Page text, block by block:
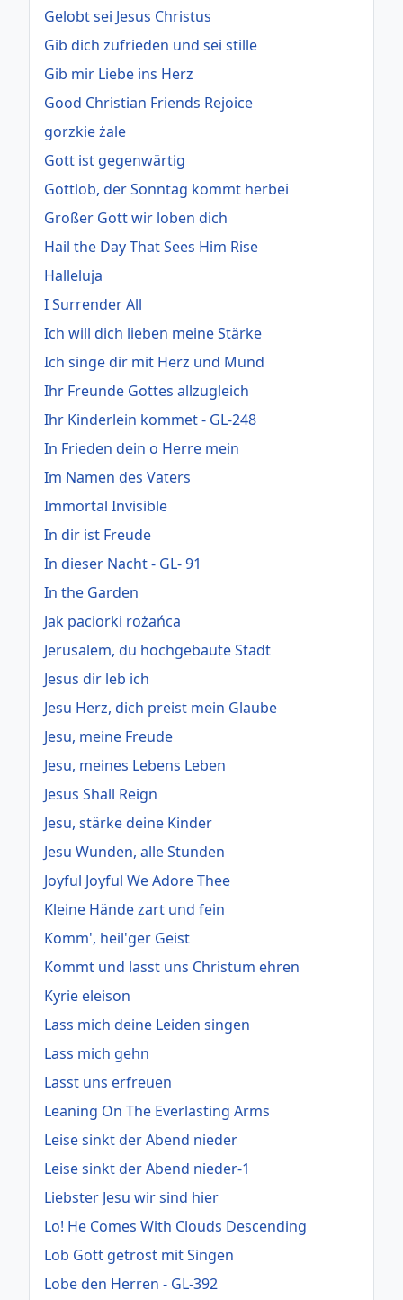
Gelobt sei Jesus Christus
Gib dich zufrieden und sei stille
Gib mir Liebe ins Herz
Good Christian Friends Rejoice
gorzkie żale
Gott ist gegenwärtig
Gottlob, der Sonntag kommt herbei
Großer Gott wir loben dich
Hail the Day That Sees Him Rise
Halleluja
I Surrender All
Ich will dich lieben meine Stärke
Ich singe dir mit Herz und Mund
Ihr Freunde Gottes allzugleich
Ihr Kinderlein kommet - GL-248
In Frieden dein o Herre mein
Im Namen des Vaters
Immortal Invisible
In dir ist Freude
In dieser Nacht - GL- 91
In the Garden
Jak paciorki rożańca
Jerusalem, du hochgebaute Stadt
Jesus dir leb ich
Jesu Herz, dich preist mein Glaube
Jesu, meine Freude
Jesu, meines Lebens Leben
Jesus Shall Reign
Jesu, stärke deine Kinder
Jesu Wunden, alle Stunden
Joyful Joyful We Adore Thee
Kleine Hände zart und fein
Komm', heil'ger Geist
Kommt und lasst uns Christum ehren
Kyrie eleison
Lass mich deine Leiden singen
Lass mich gehn
Lasst uns erfreuen
Leaning On The Everlasting Arms
Leise sinkt der Abend nieder
Leise sinkt der Abend nieder-1
Liebster Jesu wir sind hier
Lo! He Comes With Clouds Descending
Lob Gott getrost mit Singen
Lobe den Herren - GL-392